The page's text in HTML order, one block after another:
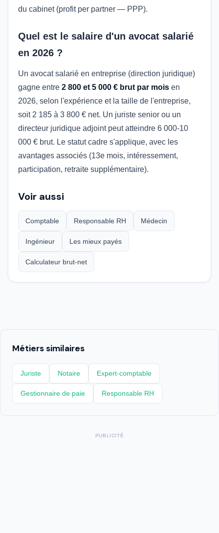
du cabinet (profit per partner — PPP).
Quel est le salaire d'un avocat salarié
en 2026 ?
Un avocat salarié en entreprise (direction juridique)
gagne entre 2 800 et 5 000 € brut par mois en
2026, selon l'expérience et la taille de l'entreprise,
soit 2 185 à 3 800 € net. Un juriste senior ou un
directeur juridique adjoint peut atteindre 6 000-10
000 € brut. Le statut cadre s'applique, avec les
avantages associés (13e mois, intéressement,
participation, retraite supplémentaire).
Voir aussi
Comptable Responsable RH Médecin
Ingénieur Les mieux payés
Calculateur brut-net
Métiers similaires
Juriste Notaire Expert-comptable
Gestionnaire de paie Responsable RH
PUBLICITÉ